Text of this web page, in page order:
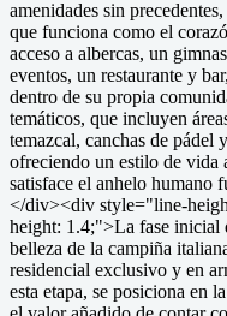
amenidades sin
que funciona como el
acceso a albercas, un
eventos, un restaurante y
dentro de su propia
temáticos, que incluyen
temazcal, canchas de pádel
ofreciendo un estilo de vida
satisface el anhelo humano
</div><div style="line-
height: 1.4;">La fase inicial
belleza de la campiña
residencial exclusivo y en
esta etapa, se posiciona en